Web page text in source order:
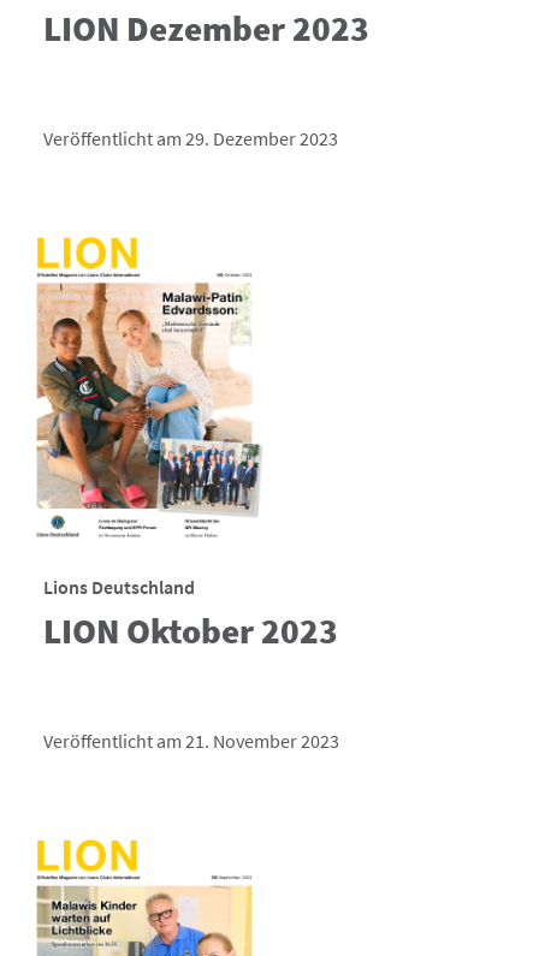
LION Dezember 2023
Veröffentlicht am 29. Dezember 2023
Lions Deutschland
LION Oktober 2023
Veröffentlicht am 21. November 2023